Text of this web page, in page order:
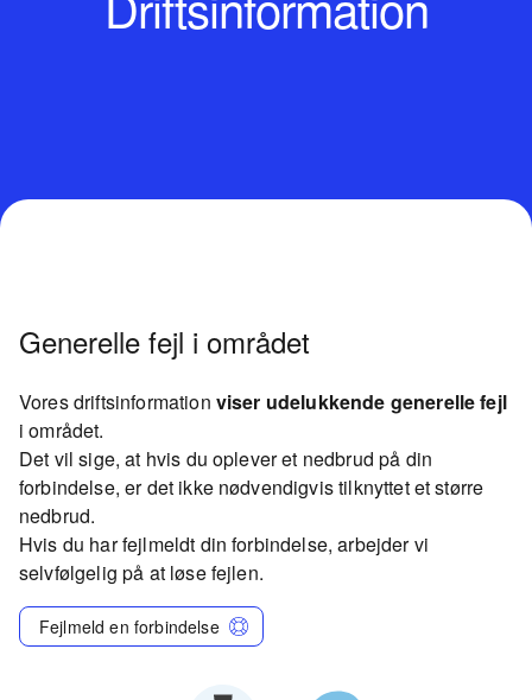
Generelle fejl i området
Vores driftsinformation viser udelukkende generelle fejl
i området.
Det vil sige, at hvis du oplever et nedbrud på din
forbindelse, er det ikke nødvendigvis tilknyttet et større
nedbrud.
Hvis du har fejlmeldt din forbindelse, arbejder vi
selvfølgelig på at løse fejlen.
Fejlmeld en forbindelse